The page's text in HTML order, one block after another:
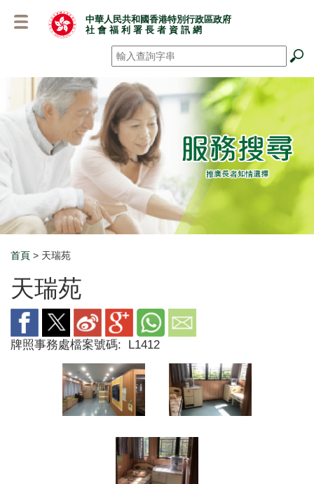
中華人民共和國香港特別行政區政府
社 會 福 利 署 長 者 資 訊 網
搜尋 *
Breadcrumb
首頁 > 天瑞苑
天瑞苑
牌照事務處檔案號碼: L1412